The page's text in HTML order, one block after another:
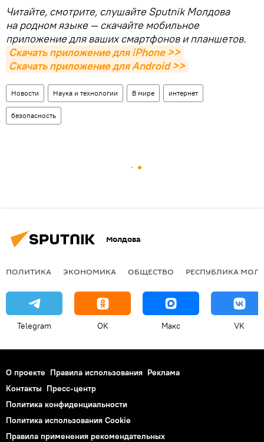
Читайте, смотрите, слушайте Sputnik Молдова
на родном языке — скачайте мобильное
приложение для ваших смартфонов и планшетов.
Скачать приложение для iPhone >>
Скачать приложение для Android >>
Новости Наука и технологии В мире интернет
безопасность
Молдова
ПОЛИТИКА ЭКОНОМИКА ОБЩЕСТВО РЕСПУБЛИКА
Telegram OK Макс VK
О проекте Правила использования Реклама
Контакты Пресс-центр
Политика конфиденциальности
Политика использования Cookie
Правила применения рекомендательных